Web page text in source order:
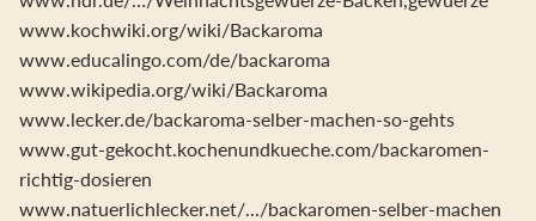
www.kochwiki.org/wiki/Backaroma
www.educalingo.com/de/backaroma
www.wikipedia.org/wiki/Backaroma
www.lecker.de/backaroma-selber-machen-so-gehts
www.gut-gekocht.kochenundkueche.com/backaromen-
richtig-dosieren
www.natuerlichlecker.net/.../backaromen-selber-machen